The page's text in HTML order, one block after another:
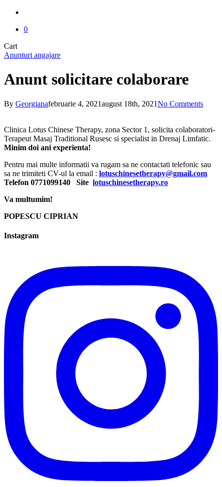
0
CartClose
Cart
Anunturi angajare
Anunt solicitare colaborare
By Georgianafebruarie 4, 2021august 18th, 2021No Comments
Clinica Lotus Chinese Therapy, zona Sector 1, solicita colaboratori-
Terapeut Masaj Traditional Rusesc si specialist in Drenaj Limfatic.
Minim doi ani experienta!
Pentru mai multe informatii va rugam sa ne contactati telefonic sau
sa ne trimiteti CV-ul la email : lotuschinesetherapy@gmail.com
Telefon 0771099140 Site lotuschinesetherapy.ro
Va multumim!
POPESCU CIPRIAN
Instagram